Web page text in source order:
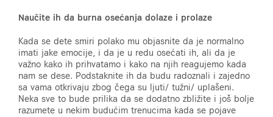
Naučite ih da burna osećanja dolaze i prolaze
Kada se dete smiri polako mu objasnite da je normalno
imati jake emocije, i da je u redu osećati ih, ali da je
važno kako ih prihvatamo i kako na njih reagujemo kada
nam se dese. Podstaknite ih da budu radoznali i zajedno
sa vama otkrivaju zbog čega su ljuti/ tužni/ uplašeni.
Neka sve to bude prilika da se dodatno zbližite i još bolje
razumete u nekim budućim trenucima kada se pojave